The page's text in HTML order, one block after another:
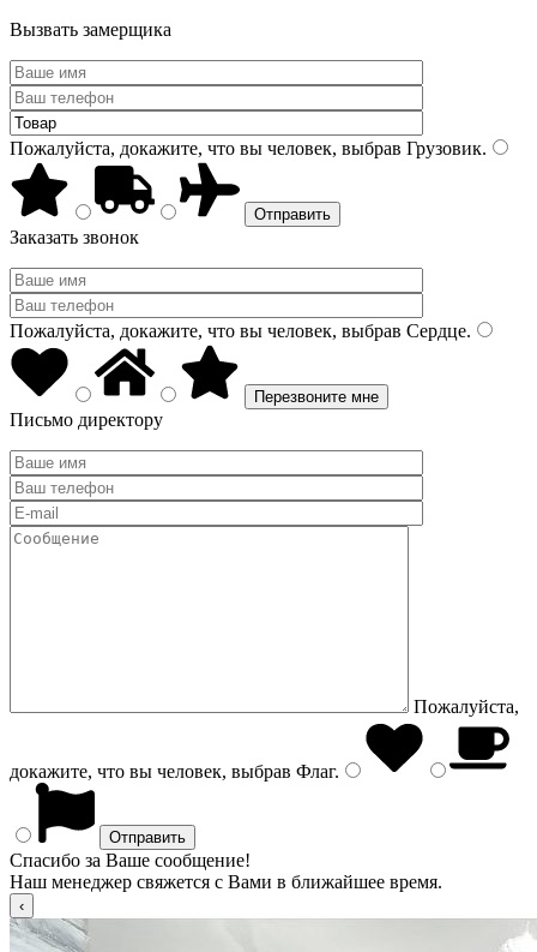
Вызвать замерщика
Пожалуйста, докажите, что вы человек, выбрав Грузовик.
Заказать звонок
Пожалуйста, докажите, что вы человек, выбрав Сердце.
Письмо директору
Пожалуйста,
докажите, что вы человек, выбрав Флаг.
Спасибо за Ваше сообщение!
Наш менеджер свяжется с Вами в ближайшее время.